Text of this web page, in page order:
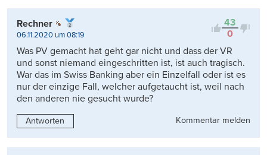
43
0
Rechner
06.11.2020 um 08:19
Was PV gemacht hat geht gar nicht und dass der VR
und sonst niemand eingeschritten ist, ist auch tragisch.
War das im Swiss Banking aber ein Einzelfall oder ist es
nur der einzige Fall, welcher aufgetaucht ist, weil nach
den anderen nie gesucht wurde?
Antworten Kommentar melden